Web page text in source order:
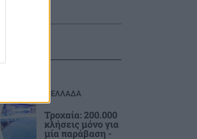
ΕΛΛΑΔΑ
Τροχαία: 200.000
κλήσεις μόνο για
μία παράβαση -